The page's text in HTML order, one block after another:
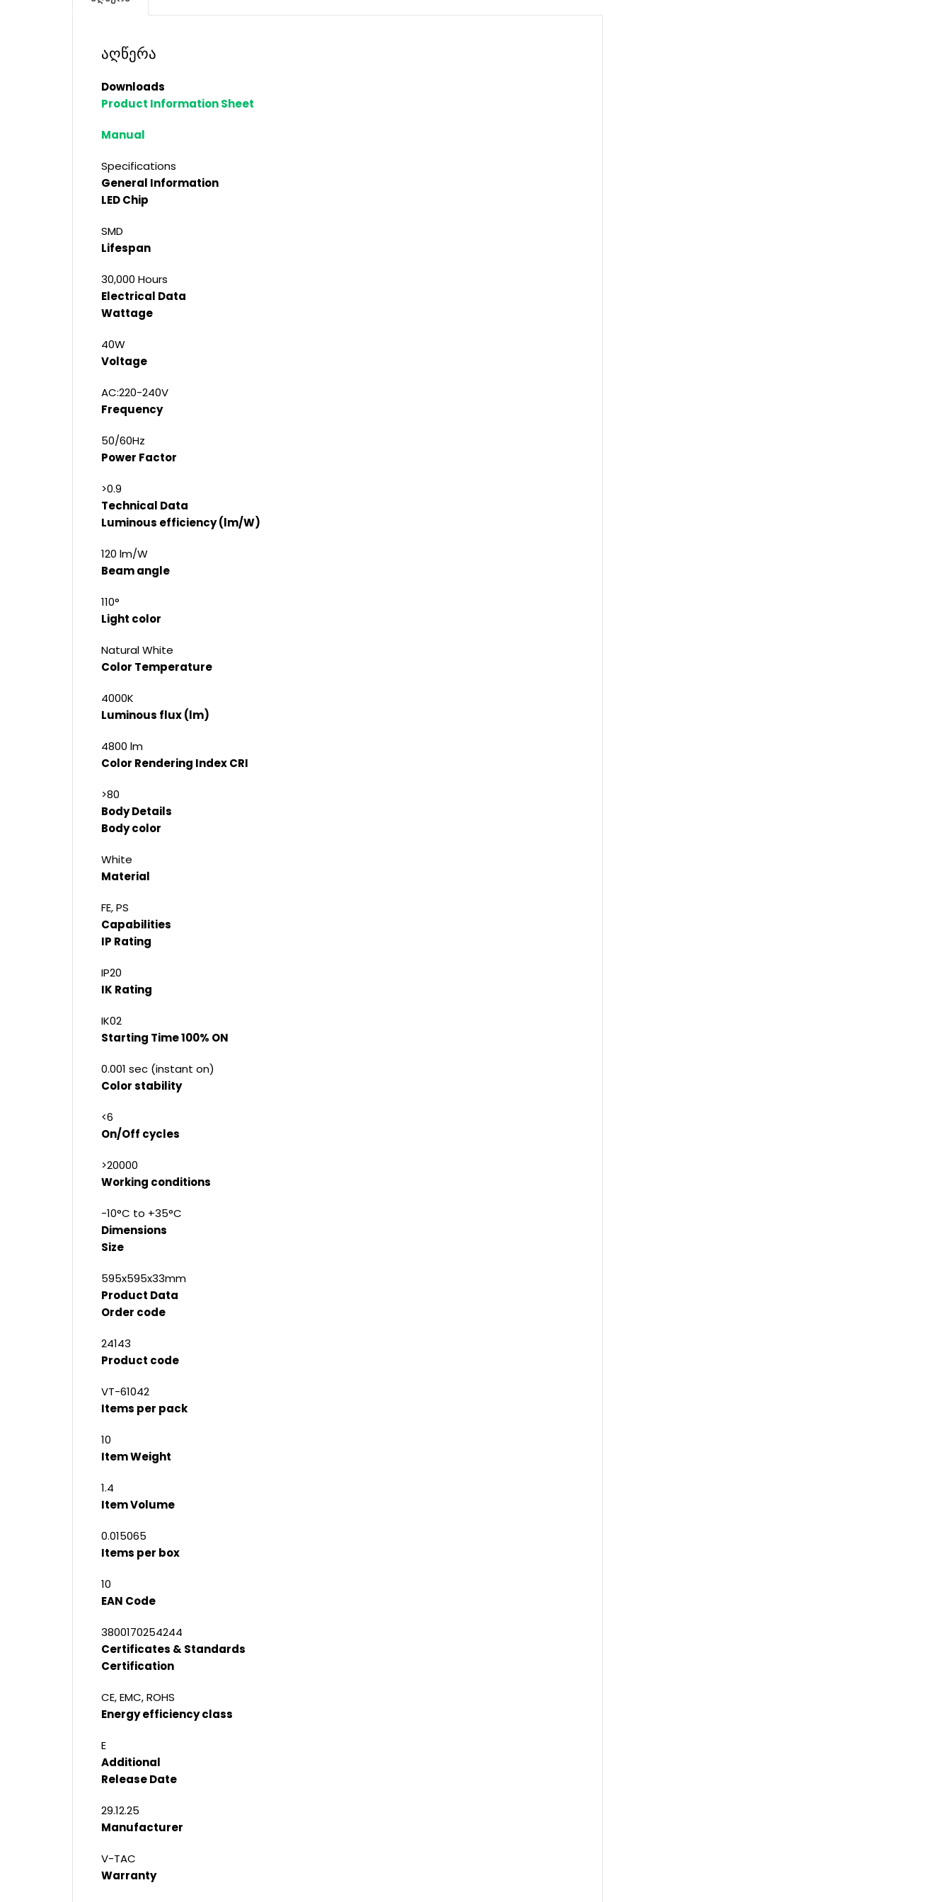
აღწერა
Downloads
Product Information Sheet
Manual
Specifications
General Information
LED Chip
SMD
Lifespan
30,000 Hours
Electrical Data
Wattage
40W
Voltage
AC:220-240V
Frequency
50/60Hz
Power Factor
>0.9
Technical Data
Luminous efficiency (lm/W)
120 lm/W
Beam angle
110°
Light color
Natural White
Color Temperature
4000K
Luminous flux (lm)
4800 lm
Color Rendering Index CRI
>80
Body Details
Body color
White
Material
FE, PS
Capabilities
IP Rating
IP20
IK Rating
IK02
Starting Time 100% ON
0.001 sec (instant on)
Color stability
<6
On/Off cycles
>20000
Working conditions
-10°C to +35°C
Dimensions
Size
595x595x33mm
Product Data
Order code
24143
Product code
VT-61042
Items per pack
10
Item Weight
1.4
Item Volume
0.015065
Items per box
10
EAN Code
3800170254244
Certificates & Standards
Certification
CE, EMC, ROHS
Energy efficiency class
E
Additional
Release Date
29.12.25
Manufacturer
V-TAC
Warranty